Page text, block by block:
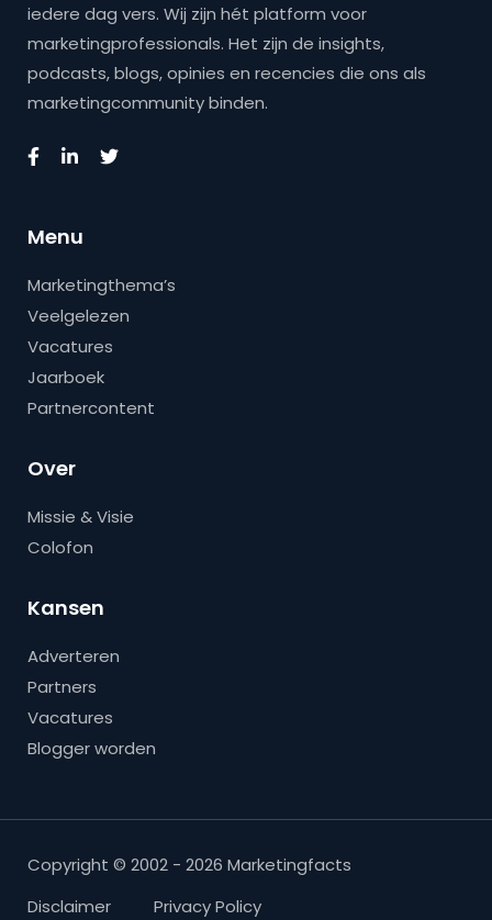
iedere dag vers. Wij zijn hét platform voor
marketingprofessionals. Het zijn de insights,
podcasts, blogs, opinies en recencies die ons als
marketingcommunity binden.
Menu
Marketingthema’s
Veelgelezen
Vacatures
Jaarboek
Partnercontent
Over
Missie & Visie
Colofon
Kansen
Adverteren
Partners
Vacatures
Blogger worden
Copyright © 2002 - 2026 Marketingfacts
Disclaimer
Privacy Policy